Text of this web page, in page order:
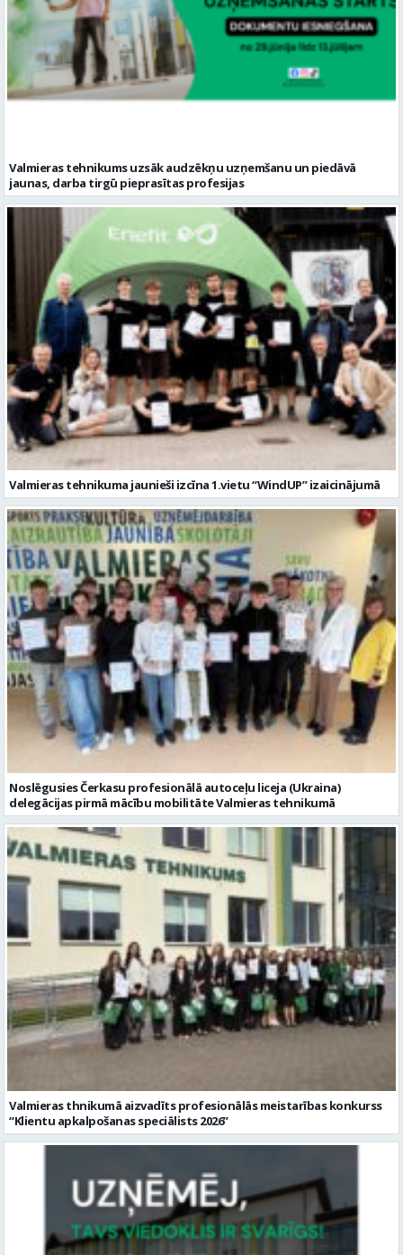
Valmieras tehnikums uzsāk audzēkņu uzņemšanu un piedāvā
jaunas, darba tirgū pieprasītas profesijas
Valmieras tehnikuma jaunieši izcīna 1.vietu “WindUP” izaicinājumā
Noslēgusies Čerkasu profesionālā autoceļu liceja (Ukraina)
delegācijas pirmā mācību mobilitāte Valmieras tehnikumā
Valmieras thnikumā aizvadīts profesionālās meistarības konkurss
“Klientu apkalpošanas speciālists 2026”